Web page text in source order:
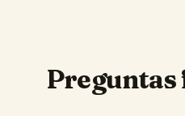
Preguntas